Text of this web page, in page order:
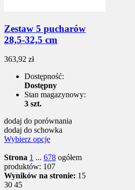
Zestaw 5 pucharów
28,5-32,5 cm
363,92 zł
Dostępność:
Dostępny
Stan magazynowy:
3 szt.
dodaj do porównania
dodaj do schowka
Wybierz opcje
Strona 1 ... 678 ogółem
produktów: 107
Wyników na stronie: 15
30 45